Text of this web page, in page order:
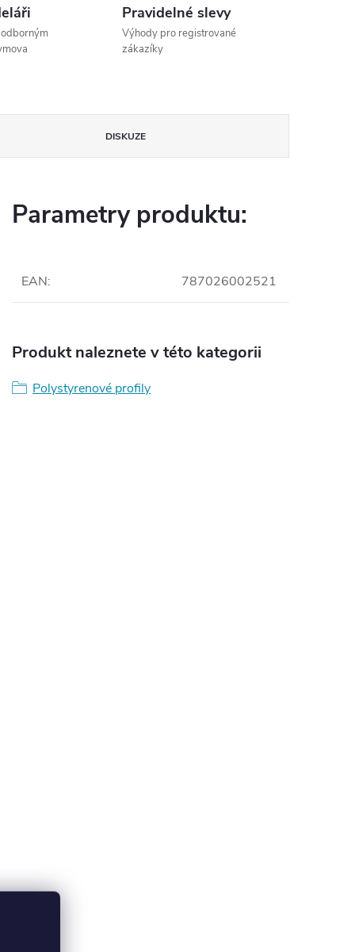
Pravidelné slevy
Výhody pro registrované
zákazíky
DISKUZE
Parametry produktu:
EAN: 787026002521
Produkt naleznete v této kategorii
Polystyrenové profily